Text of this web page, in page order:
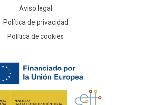
Aviso legal
Política de privacidad
Política de cookies